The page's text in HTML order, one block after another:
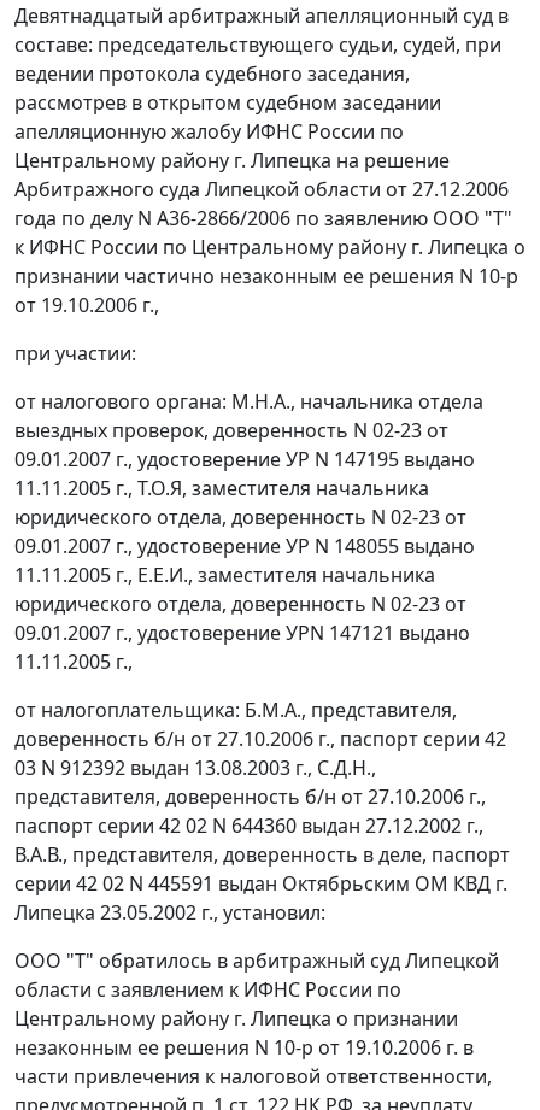
Девятнадцатый арбитражный апелляционный суд в
составе: председательствующего судьи, судей, при
ведении протокола судебного заседания,
рассмотрев в открытом судебном заседании
апелляционную жалобу ИФНС России по
Центральному району г. Липецка на решение
Арбитражного суда Липецкой области от 27.12.2006
года по делу N А36-2866/2006 по заявлению ООО "Т"
к ИФНС России по Центральному району г. Липецка о
признании частично незаконным ее решения N 10-р
от 19.10.2006 г.,
при участии:
от налогового органа: М.Н.А., начальника отдела
выездных проверок, доверенность N 02-23 от
09.01.2007 г., удостоверение УР N 147195 выдано
11.11.2005 г., Т.О.Я, заместителя начальника
юридического отдела, доверенность N 02-23 от
09.01.2007 г., удостоверение УР N 148055 выдано
11.11.2005 г., Е.Е.И., заместителя начальника
юридического отдела, доверенность N 02-23 от
09.01.2007 г., удостоверение УРN 147121 выдано
11.11.2005 г.,
от налогоплательщика: Б.М.А., представителя,
доверенность б/н от 27.10.2006 г., паспорт серии 42
03 N 912392 выдан 13.08.2003 г., С.Д.Н.,
представителя, доверенность б/н от 27.10.2006 г.,
паспорт серии 42 02 N 644360 выдан 27.12.2002 г.,
В.А.В., представителя, доверенность в деле, паспорт
серии 42 02 N 445591 выдан Октябрьским ОМ КВД г.
Липецка 23.05.2002 г., установил:
ООО "Т" обратилось в арбитражный суд Липецкой
области с заявлением к ИФНС России по
Центральному району г. Липецка о признании
незаконным ее решения N 10-р от 19.10.2006 г. в
части привлечения к налоговой ответственности,